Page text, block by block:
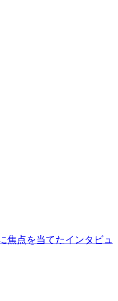
焦点を当てたインタビュ